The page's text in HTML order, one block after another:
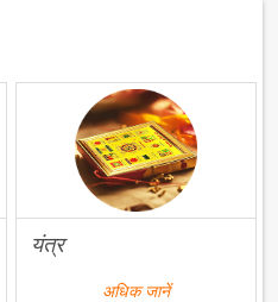
यंत्र
अधिक जानें